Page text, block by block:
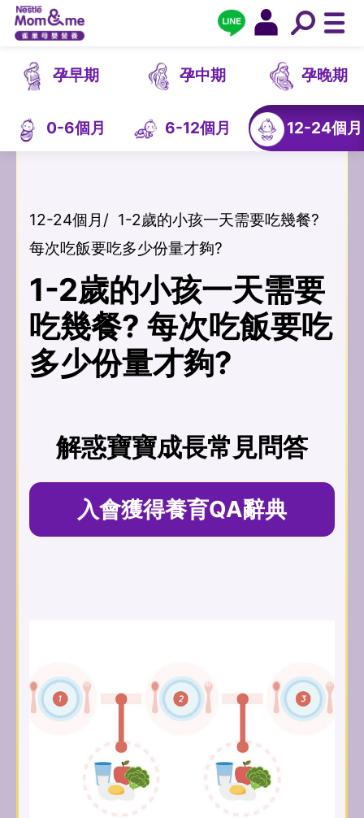
孕早期 孕中期 孕晚期
0-6個月 6-12個月 12-24個月
12-24個月 / 1-2歲的小孩一天需要吃幾餐?
每次吃飯要吃多少份量才夠?
1-2歲的小孩一天需要
吃幾餐? 每次吃飯要吃
多少份量才夠?
解惑寶寶成長常見問答
入會獲得養育QA辭典